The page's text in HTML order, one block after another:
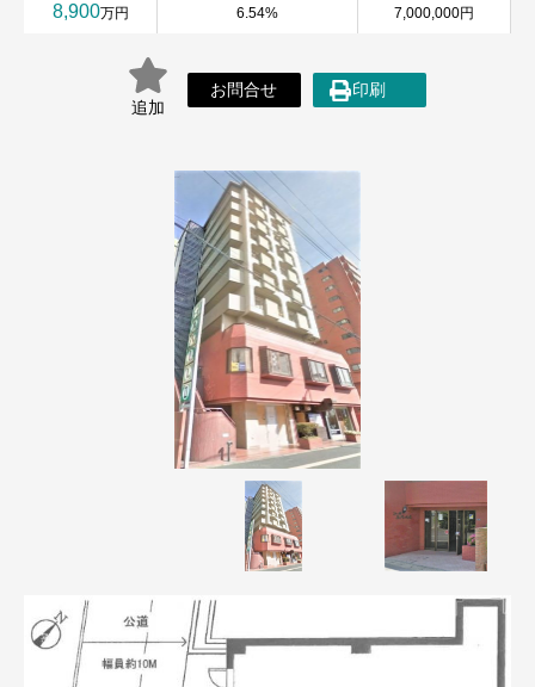
8,900万円 6.54% 7,000,000円
追加
お問合せ 印刷